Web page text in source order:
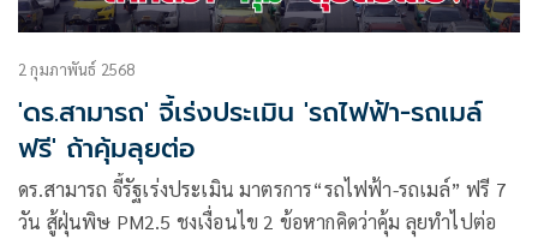
2 กุมภาพันธ์ 2568
'ดร.สามารถ' จี้เร่งประเมิน 'รถไฟฟ้า-รถเมล์
ฟรี' ถ้าคุ้มลุยต่อ
ดร.สามารถ จี้รัฐเร่งประเมิน มาตรการ“รถไฟฟ้า-รถเมล์” ฟรี 7
วัน สู้ฝุ่นพิษ PM2.5 ชงเงื่อนไข 2 ข้อหากคิดว่าคุ้ม ลุยทำไปต่อ